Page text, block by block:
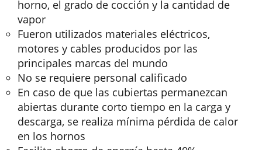
horno, el grado de cocción y la cantidad de
vapor
Fueron utilizados materiales eléctricos,
motores y cables producidos por las
principales marcas del mundo
No se requiere personal calificado
En caso de que las cubiertas permanezcan
abiertas durante corto tiempo en la carga y
descarga, se realiza mínima pérdida de calor
en los hornos